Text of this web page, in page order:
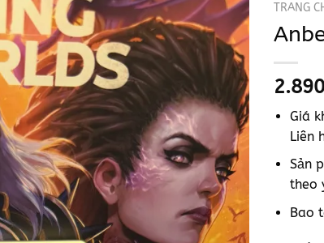
Add to
wishlist
TRANG
Giá
Liên
Sản
theo
Bao